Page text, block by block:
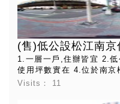
(售)低公設松江南
1.一層一戶,住辦皆宜 2.低
使用坪數實在 4.位於南
運，交通四方八達
Visits： 11